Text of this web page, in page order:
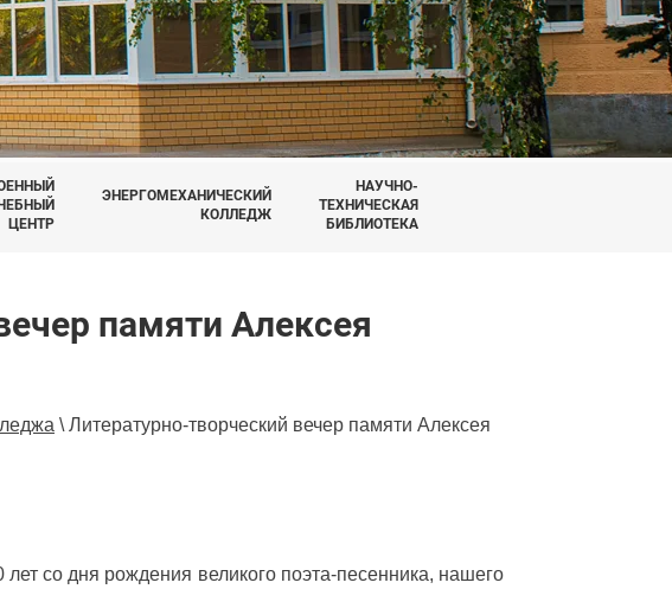
ЦЕНТР
ЭНЕРГОМЕХАНИЧЕСКИЙ
КОЛЛЕДЖ
НАУЧНО-
ТЕХНИЧЕСКАЯ
БИБЛИОТЕКА
памяти Алексея
\ Литературно-творческий вечер памяти Алексея
лет со дня рождения великого поэта-песенника, нашего